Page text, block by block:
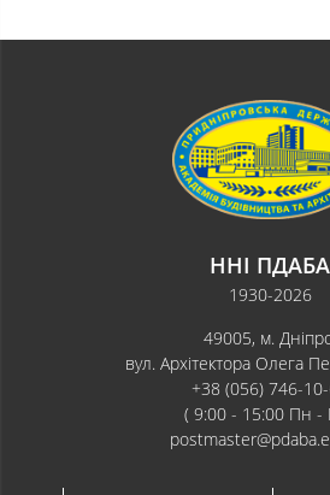
ННІ ПДАБА
1930-2026
49005, м.
вул. Архітектора Олега
+38 (056) 746-
( 9:00 - 15:00 Пн -